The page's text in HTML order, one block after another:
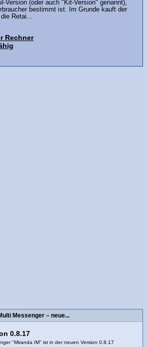
Version (oder auch "Kit-Version" genannt),
bestimmt ist. Im Grunde kauft der
Retai...
Rechner
Messenger – neue...
0.8.17
"Miranda IM" ist in der neuen Version 0.8.17